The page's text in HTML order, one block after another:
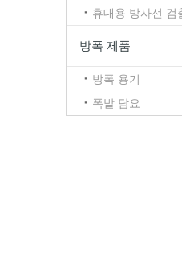
휴대용 방사선 검
방폭 제품
방폭 용기
폭발 담요